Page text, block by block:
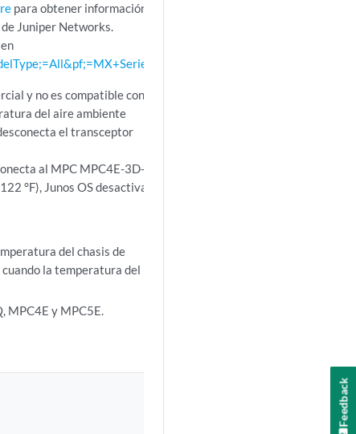
para obtener información
Juniper Networks.
y no es compatible con
del aire ambiente
el transceptor
al MPC MPC4E-3D-
°F), Junos OS desactiva
del chasis de
la temperatura del
MPC4E y MPC5E.
Feedback